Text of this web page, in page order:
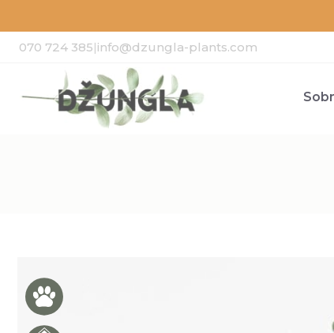
070 724 385|info@dzungla-plants.com